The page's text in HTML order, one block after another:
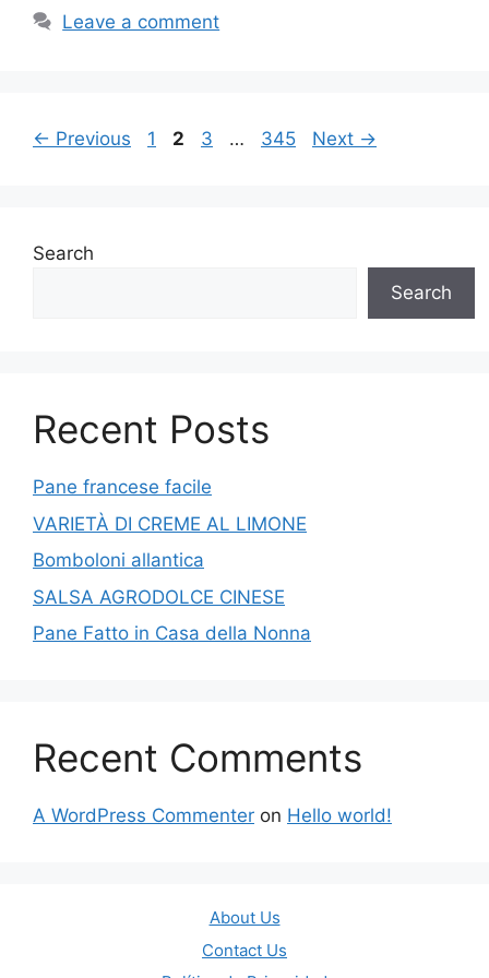
Leave a comment
← Previous Page
1 Page
2 Page
3 … Page
345 Next →
Search
Search
Recent Posts
Pane francese facile
VARIETÀ DI CREME AL LIMONE
Bomboloni allantica
SALSA AGRODOLCE CINESE
Pane Fatto in Casa della Nonna
Recent Comments
A WordPress Commenter on Hello world!
About Us
Contact Us